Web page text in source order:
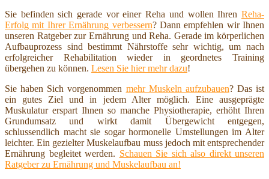
Sie befinden sich gerade vor einer Reha und wollen Ihren Reha-
Erfolg mit Ihrer Ernährung verbessern? Dann empfehlen wir Ihnen
unseren Ratgeber zur Ernährung und Reha. Gerade im körperlichen
Aufbauprozess sind bestimmt Nährstoffe sehr wichtig, um nach
erfolgreicher Rehabilitation wieder in geordnetes Training
übergehen zu können. Lesen Sie hier mehr dazu!
Sie haben Sich vorgenommen mehr Muskeln aufzubauen? Das ist
ein gutes Ziel und in jedem Alter möglich. Eine ausgeprägte
Muskulatur erspart Ihnen so manche Physiotherapie, erhöht Ihren
Grundumsatz und wirkt damit Übergewicht entgegen,
schlussendlich macht sie sogar hormonelle Umstellungen im Alter
leichter. Ein gezielter Muskelaufbau muss jedoch mit entsprechender
Ernährung begleitet werden. Schauen Sie sich also direkt unseren
Ratgeber zu Ernährung und Muskelaufbau an!